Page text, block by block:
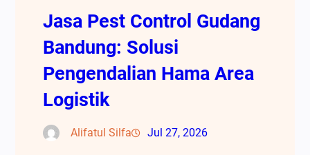
Jasa Pest Control Gudang
Bandung: Solusi
Pengendalian Hama Area
Logistik
Alifatul Silfa Jul 27, 2026